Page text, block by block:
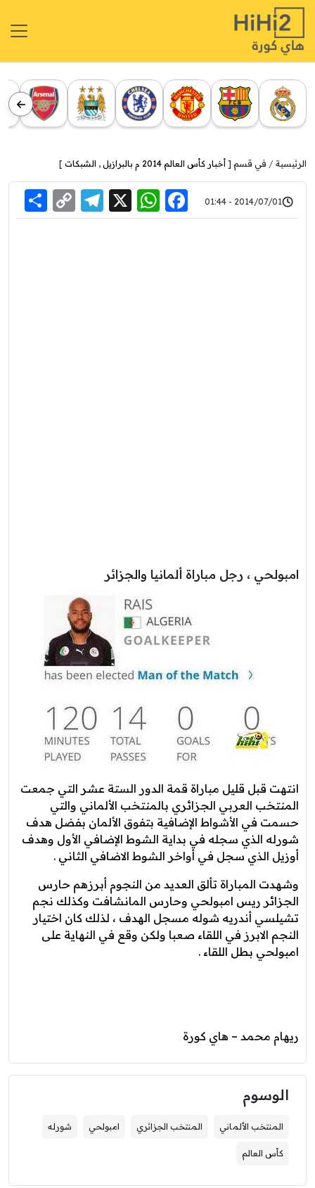
الرئيسية في قسم [ أخبار كأس العالم 2014 م بالبرازيل , الشبكات ]
2014/07/01 - 01:44
Facebook
WhatsApp
X
Link
امبولحي ، رجل مباراة ألمانيا والجزائر
انتهت قبل قليل مباراة قمة الدور الستة عشر التي جمعت
المنتخب العربي الجزائري بالمنتخب الألماني والتي
حسمت في الأشواط الإضافية بتفوق الألمان بفضل هدف
شورله الذي سجله في بداية الشوط الإضافي الأول وهدف
أوزيل الذي سجل في أواخر الشوط الاضافي الثاني .
وشهدت المباراة تألق العديد من النجوم أبرزهم حارس
الجزائر ريس امبولحي وحارس المانشافت وكذلك نجم
تشيلسي أندريه شوله مسجل الهدف ، لذلك كان اختيار
النجم الابرز في اللقاء صعبا ولكن وقع في النهاية على
امبولحي بطل اللقاء .
ريهام محمد – هاي كورة
الوسوم
المنتخب الألماني المنتخب الجزائري امبولحي شورله
كأس العالم